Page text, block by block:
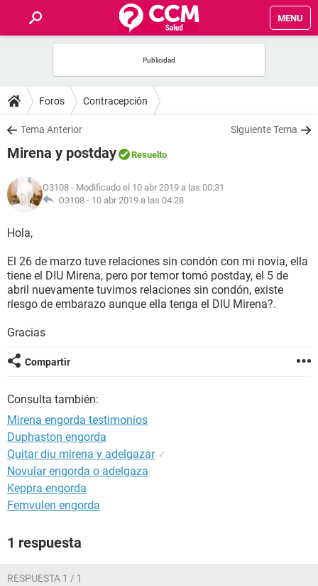
MENU
FOROS
SALUD
NUTRICIÓN
BIENESTAR
SEXUALIDAD
GLOSARIO
Foros Contracepción
Tema Anterior Siguiente Tema
Mirena y postday Resuelto
O3108 - Modificado el 10 abr 2019 a las 00:31
O3108 - 10 abr 2019 a las 04:28
Hola,
El 26 de marzo tuve relaciones sin condón con mi novia, ella
tiene el DIU Mirena, pero por temor tomó postday, el 5 de
abril nuevamente tuvimos relaciones sin condón, existe
riesgo de embarazo aunque ella tenga el DIU Mirena?.
Gracias
Compartir
Consulta también:
Mirena engorda testimonios
Duphaston engorda
Quitar diu mirena y adelgazar ✓
Novular engorda o adelgaza
Keppra engorda
Femvulen engorda
1 respuesta
RESPUESTA 1 / 1